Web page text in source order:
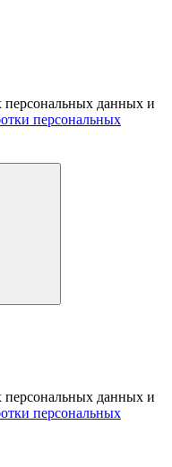
персональных данных и
персональных
персональных данных и
персональных